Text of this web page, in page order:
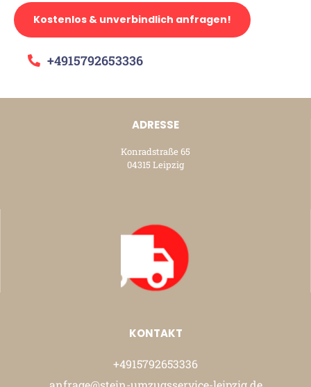
Kostenlos & unverbindlich anfragen!
+4915792653336
ADRESSE
Konradstraße 65
04315 Leipzig
KONTAKT
+4915792653336